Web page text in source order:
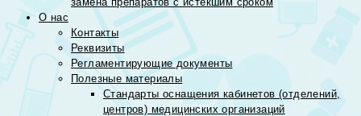
О нас
Контакты
Реквизиты
Регламентирующие документы
Полезные материалы
Стандарты оснащения кабинетов (отделений,
центров) медицинских организаций